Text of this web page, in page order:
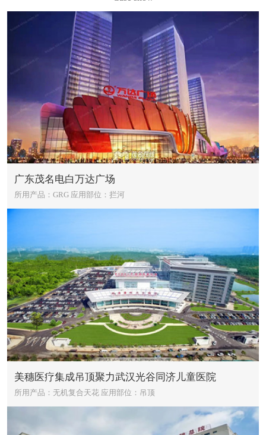
广东茂名电白万达广场
所用产品：GRG 应用部位：拦河
美穗医疗集成吊顶聚力武汉光谷同济儿童医院
所用产品：无机复合天花 应用部位：吊顶